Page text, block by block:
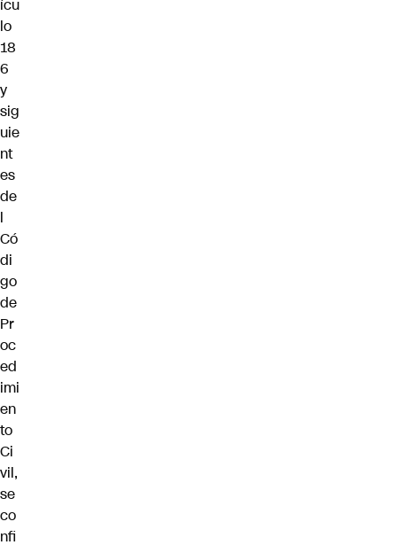
ícu
lo
18
6
y
sig
uie
nt
es
de
l
Có
di
go
de
Pr
oc
ed
imi
en
to
Ci
vil,
se
co
nfi